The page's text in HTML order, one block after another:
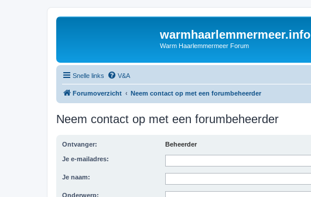
warmhaarlemmermeer.info
Warm Haarlemmermeer Forum
Snelle links V&A
Forumoverzicht Neem contact op met een forumbeheerder
Neem contact op met een forumbeheerder
Ontvanger: Beheerder
Je e-mailadres:
Je naam:
Onderwerp: